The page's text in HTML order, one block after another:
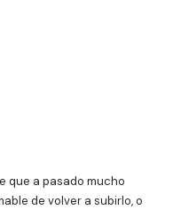
que a pasado mucho
de volver a subirlo, o